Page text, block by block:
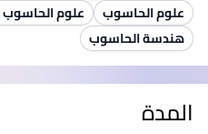
علوم الحاسوب
علوم الحاسوب
هندسة الحاسوب
المدة